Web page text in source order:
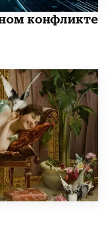
конфликте